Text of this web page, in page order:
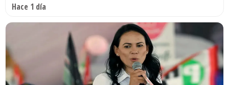
Hace 1 día